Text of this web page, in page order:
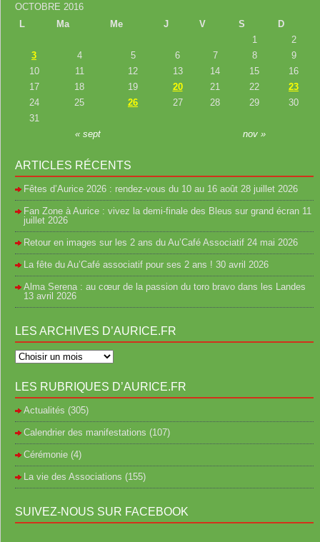
OCTOBRE 2016
L
Ma Me J V S D
« sept nov »
1
2
3
4 5 6 7 8
9
10
11 12 13 14 15
16
17
18 19 20 21 22
23
24
25 26 27 28 29
30
31
ARTICLES RÉCENTS
Fêtes d’Aurice 2026 : rendez-vous du 10 au 16 août 28 juillet 2026
Fan Zone à Aurice : vivez la demi-finale des Bleus sur grand écran 11
juillet 2026
Retour en images sur les 2 ans du Au’Café Associatif 24 mai 2026
La fête du Au’Café associatif pour ses 2 ans ! 30 avril 2026
Alma Serena : au cœur de la passion du toro bravo dans les Landes
13 avril 2026
LES ARCHIVES D’AURICE.FR
LES RUBRIQUES D’AURICE.FR
Actualités (305)
Calendrier des manifestations (107)
Cérémonie (4)
La vie des Associations (155)
SUIVEZ-NOUS SUR FACEBOOK